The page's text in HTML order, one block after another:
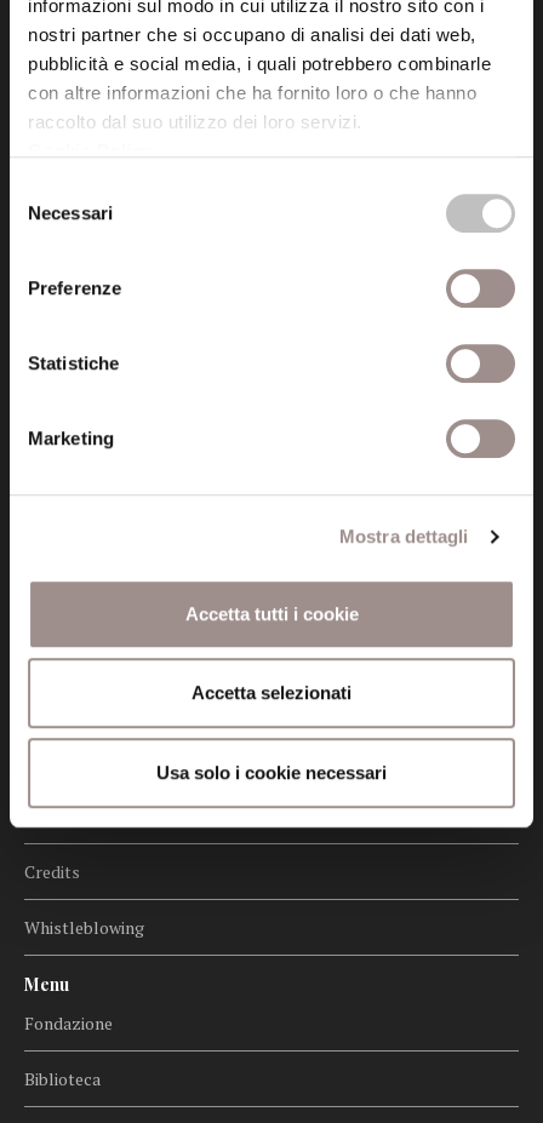
informazioni sul modo in cui utilizza il nostro sito con i
nostri partner che si occupano di analisi dei dati web,
pubblicità e social media, i quali potrebbero combinarle
con altre informazioni che ha fornito loro o che hanno
raccolto dal suo utilizzo dei loro servizi.
delNecessari
Preferenze
Statistiche
Marketing
Mostra dettagli
Accetta tutti i cookie
Accetta selezionati
Usa solo i cookie necessari
Fondazione Collegio San Carlo
Via San Carlo 5
41121 Modena (MO)
fondazionecollegiosancarlo@legalmail.it
Amministrazione trasparente
Privacy
Credits
Whistleblowing
Menu
Fondazione
Biblioteca